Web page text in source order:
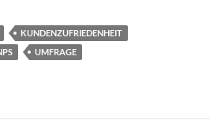
KUNDENZUFRIEDENHEIT
UMFRAGE